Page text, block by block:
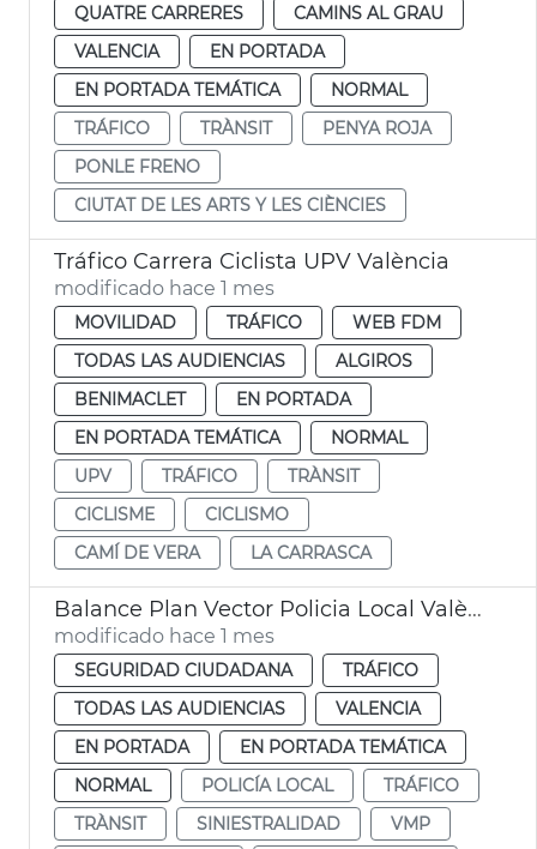
QUATRE CARRERES
CAMINS AL GRAU
VALENCIA
EN PORTADA
EN PORTADA TEMÁTICA
NORMAL
TRÁFICO
TRÀNSIT
PENYA ROJA
PONLE FRENO
CIUTAT DE LES ARTS Y LES CIÈNCIES
Tráfico Carrera Ciclista UPV València
modificado hace 1 mes
MOVILIDAD TRÁFICO
WEB FDM
TODAS LAS AUDIENCIAS
ALGIROS
BENIMACLET
EN PORTADA
EN PORTADA TEMÁTICA
NORMAL
UPV
TRÁFICO
TRÀNSIT
CICLISME
CICLISMO
CAMÍ DE VERA
LA CARRASCA
Balance Plan Vector Policia Local València
modificado hace 1 mes
SEGURIDAD CIUDADANA
TRÁFICO
TODAS LAS AUDIENCIAS
VALENCIA
EN PORTADA
EN PORTADA TEMÁTICA
NORMAL
POLICÍA LOCAL
TRÁFICO
TRÀNSIT
SINIESTRALIDAD
VMP